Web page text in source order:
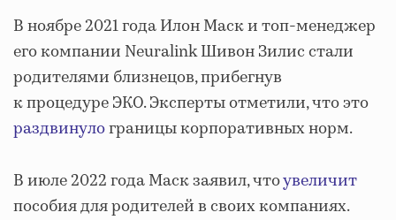
В ноябре 2021 года Илон Маск и топ-менеджер
его компании Neuralink Шивон Зилис стали
родителями близнецов, прибегнув
к процедуре ЭКО. Эксперты отметили, что это
раздвинулограницы корпоративных норм.
В июле 2022 года Маск заявил, чтоувеличит
пособия для родителей в своих компаниях.